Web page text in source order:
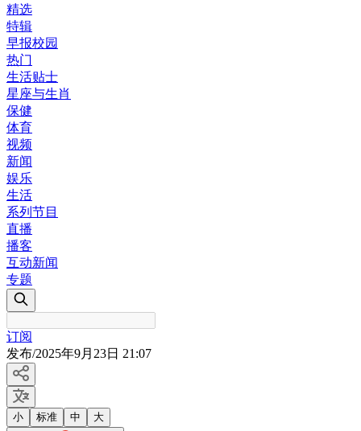
精选
特辑
早报校园
热门
生活贴士
星座与生肖
保健
体育
视频
新闻
娱乐
生活
系列节目
直播
播客
互动新闻
专题
订阅
发布/2025年9月23日 21:07
小 标准 中 大